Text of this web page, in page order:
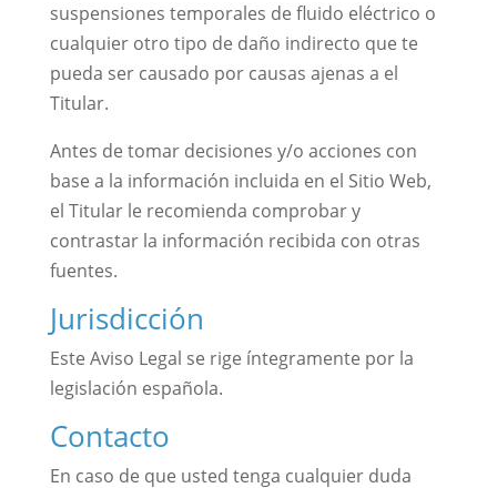
suspensiones temporales de fluido eléctrico o
cualquier otro tipo de daño indirecto que te
pueda ser causado por causas ajenas a el
Titular.
Antes de tomar decisiones y/o acciones con
base a la información incluida en el Sitio Web,
el Titular le recomienda comprobar y
contrastar la información recibida con otras
fuentes.
Jurisdicción
Este Aviso Legal se rige íntegramente por la
legislación española.
Contacto
En caso de que usted tenga cualquier duda